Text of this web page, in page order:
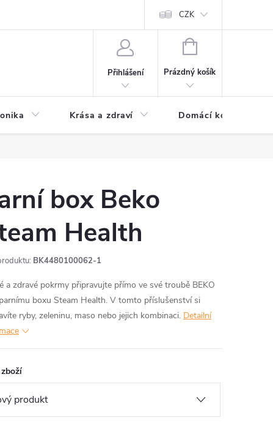
Prohlášení o ochraně osobních údajů
CZK
Přihlášení
NÁKUPNÍ
Prázdný košík
Krása a zdraví Domácí komfort
box Beko
Health
BK4480100062-1
a zdravé pokrmy připravujte přímo ve své troubě BEKO
boxu Steam Health. V tomto příslušenství si
ryby, zeleninu, maso nebo jejich kombinaci. Detailní